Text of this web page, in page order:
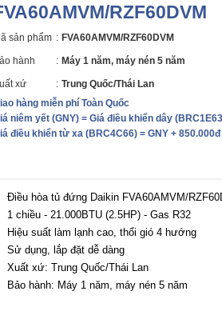
RZF60DVM
sản phẩm : FVA60AMVM/RZF60DVM
hành : Máy 1 năm, máy nén 5 năm
xứ : Trung Quốc/Thái Lan
hàng miễn phí Toàn Quốc
niêm yết (GNY)= Giá điều khiển dây
điều khiển từ xa(BRC4C66) = GNY + 850.000đ
Điều hòa tủ đứng Daikin FVA60AMVM/
1 chiều - 21.000BTU (2.5HP) - Gas R32
Hiệu suất làm lạnh cao, thổi gió 4 hướng
Sử dụng, lắp đặt dễ dàng
Xuất xứ: Trung Quốc/Thái Lan
Bảo hành: Máy 1 năm, máy nén 5 năm